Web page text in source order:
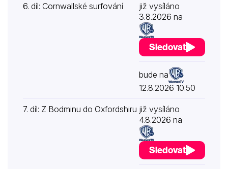
6. díl: Cornwallské surfování
již vysíláno
3.8.2026 na
Sledovat
bude na
12.8.2026 10.50
7. díl: Z Bodminu do Oxfordshiru již vysíláno
4.8.2026 na
Sledovat